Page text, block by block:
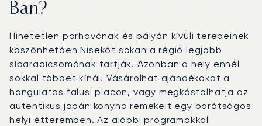
Ban?
Hihetetlen porhavának és pályán kívüli terepeinek
köszönhetően Nisekót sokan a régió legjobb
síparadicsomának tartják. Azonban a hely ennél
sokkal többet kínál. Vásárolhat ajándékokat a
hangulatos falusi piacon, vagy megkóstolhatja az
autentikus japán konyha remekeit egy barátságos
helyi étteremben. Az alábbi programokkal